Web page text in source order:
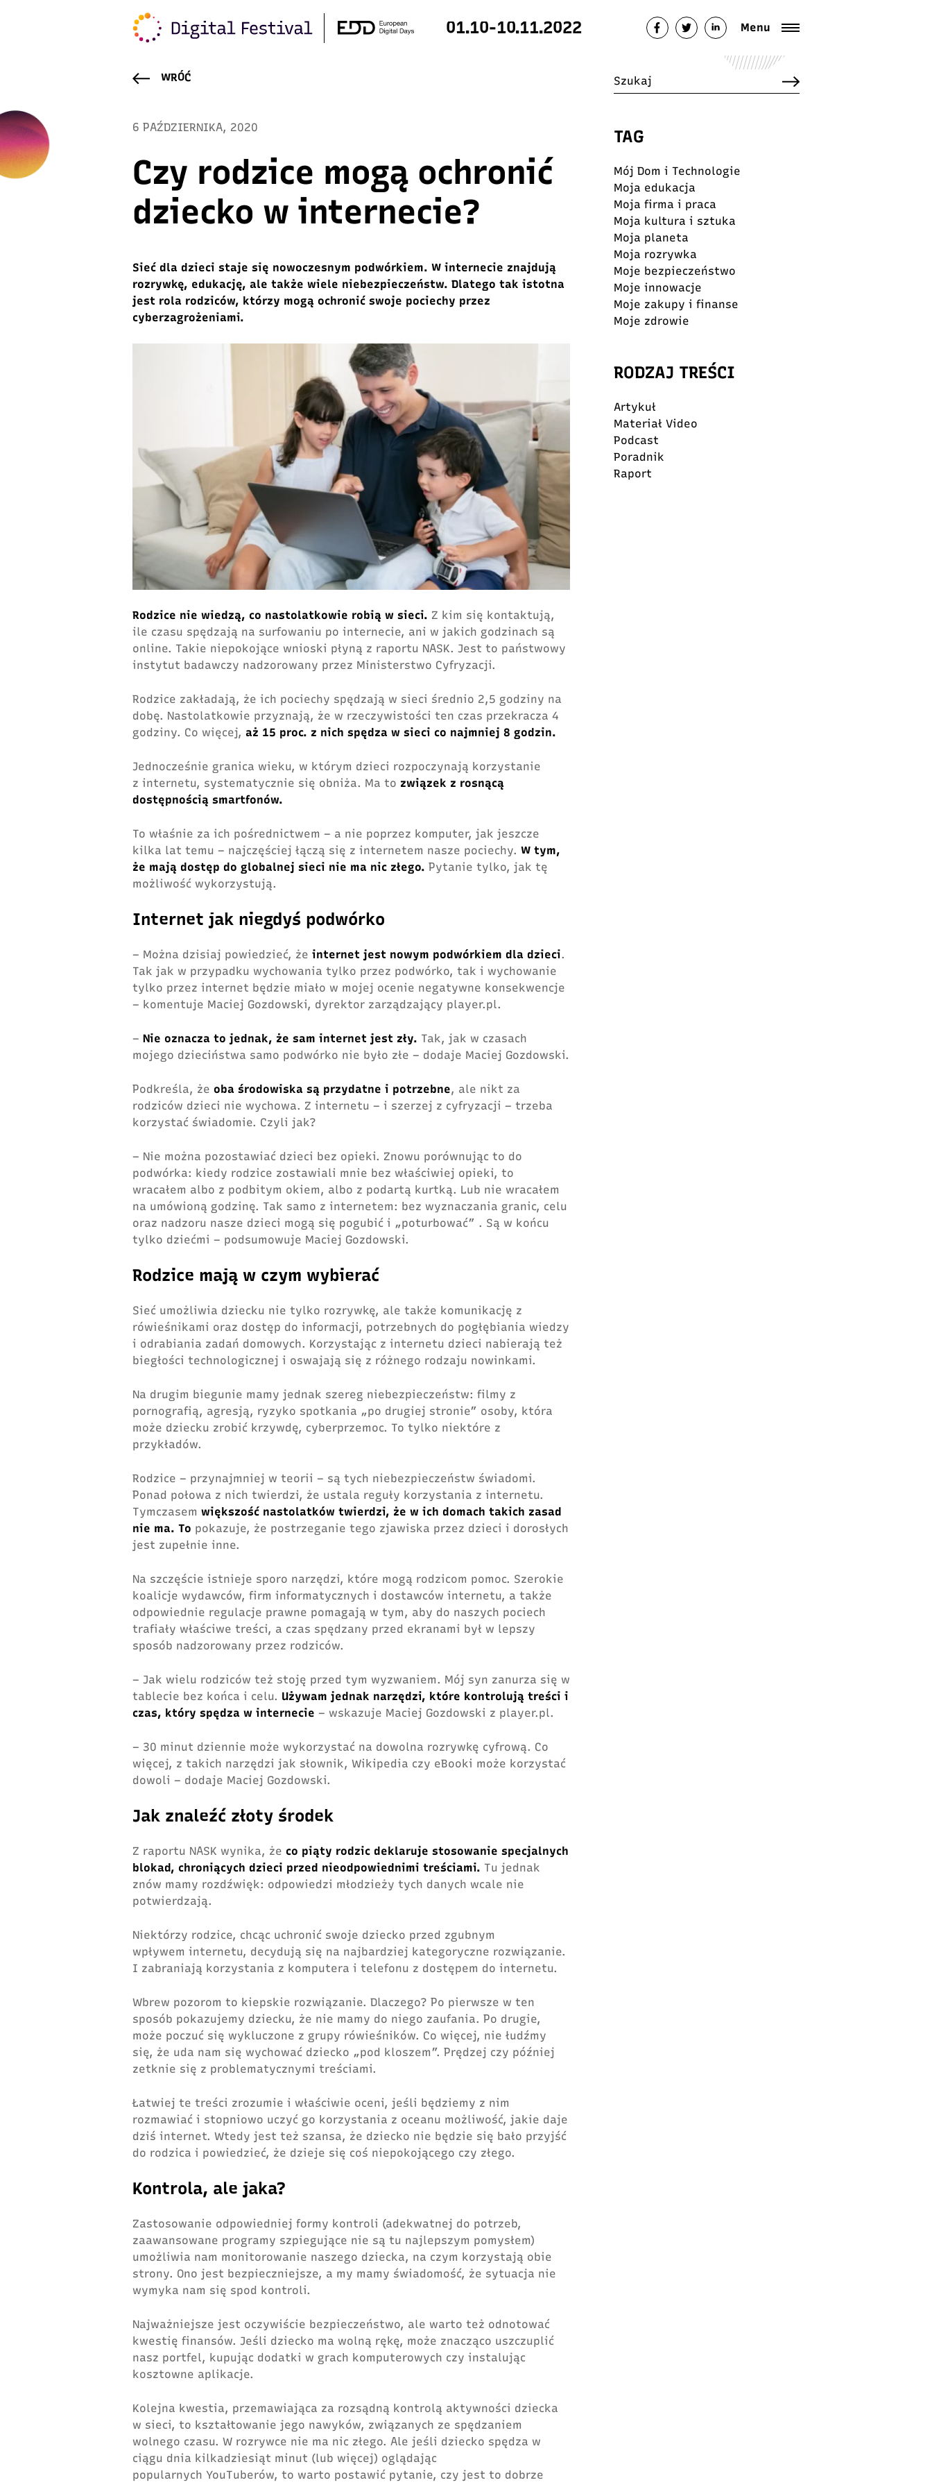
01.10-10.11.2022 Menu
WRÓĆ
6 PAŹDZIERNIKA, 2020
Czy rodzice mogą ochronić
dziecko w internecie?
Sieć dla dzieci staje się nowoczesnym podwórkiem. W internecie znajdują
rozrywkę, edukację, ale także wiele niebezpieczeństw. Dlatego tak istotna
jest rola rodziców, którzy mogą ochronić swoje pociechy przez
cyberzagrożeniami.
Rodzice nie wiedzą, co nastolatkowie robią w sieci. Z kim się kontaktują,
ile czasu spędzają na surfowaniu po internecie, ani w jakich godzinach są
online. Takie niepokojące wnioski płyną z raportu NASK. Jest to państwowy
instytut badawczy nadzorowany przez Ministerstwo Cyfryzacji.
Rodzice zakładają, że ich pociechy spędzają w sieci średnio 2,5 godziny na
dobę. Nastolatkowie przyznają, że w rzeczywistości ten czas przekracza 4
godziny. Co więcej, aż 15 proc. z nich spędza w sieci co najmniej 8 godzin.
Jednocześnie granica wieku, w którym dzieci rozpoczynają korzystanie
z internetu, systematycznie się obniża. Ma to związek z rosnącą
dostępnością smartfonów.
To właśnie za ich pośrednictwem – a nie poprzez komputer, jak jeszcze
kilka lat temu – najczęściej łączą się z internetem nasze pociechy. W tym,
że mają dostęp do globalnej sieci nie ma nic złego. Pytanie tylko, jak tę
możliwość wykorzystują.
Internet jak niegdyś podwórko
– Można dzisiaj powiedzieć, że internet jest nowym podwórkiem dla dzieci.
Tak jak w przypadku wychowania tylko przez podwórko, tak i wychowanie
tylko przez internet będzie miało w mojej ocenie negatywne konsekwencje
– komentuje Maciej Gozdowski, dyrektor zarządzający player.pl.
– Nie oznacza to jednak, że sam internet jest zły. Tak, jak w czasach
mojego dzieciństwa samo podwórko nie było złe – dodaje Maciej Gozdowski.
Podkreśla, że oba środowiska są przydatne i potrzebne, ale nikt za
rodziców dzieci nie wychowa. Z internetu – i szerzej z cyfryzacji – trzeba
korzystać świadomie. Czyli jak?
– Nie można pozostawiać dzieci bez opieki. Znowu porównując to do
podwórka: kiedy rodzice zostawiali mnie bez właściwiej opieki, to
wracałem albo z podbitym okiem, albo z podartą kurtką. Lub nie wracałem
na umówioną godzinę. Tak samo z internetem: bez wyznaczania granic, celu
oraz nadzoru nasze dzieci mogą się pogubić i „poturbować” . Są w końcu
tylko dziećmi – podsumowuje Maciej Gozdowski.
Rodzice mają w czym wybierać
Sieć umożliwia dziecku nie tylko rozrywkę, ale także komunikację z
rówieśnikami oraz dostęp do informacji, potrzebnych do pogłębiania wiedzy
i odrabiania zadań domowych. Korzystając z internetu dzieci nabierają też
biegłości technologicznej i oswajają się z różnego rodzaju nowinkami.
Na drugim biegunie mamy jednak szereg niebezpieczeństw: filmy z
pornografią, agresją, ryzyko spotkania „po drugiej stronie” osoby, która
może dziecku zrobić krzywdę, cyberprzemoc. To tylko niektóre z
przykładów.
Rodzice – przynajmniej w teorii – są tych niebezpieczeństw świadomi.
Ponad połowa z nich twierdzi, że ustala reguły korzystania z internetu.
Tymczasem większość nastolatków twierdzi, że w ich domach takich zasad
nie ma. To pokazuje, że postrzeganie tego zjawiska przez dzieci i dorosłych
jest zupełnie inne.
Na szczęście istnieje sporo narzędzi, które mogą rodzicom pomoc. Szerokie
koalicje wydawców, firm informatycznych i dostawców internetu, a także
odpowiednie regulacje prawne pomagają w tym, aby do naszych pociech
trafiały właściwe treści, a czas spędzany przed ekranami był w lepszy
sposób nadzorowany przez rodziców.
– Jak wielu rodziców też stoję przed tym wyzwaniem. Mój syn zanurza się w
tablecie bez końca i celu. Używam jednak narzędzi, które kontrolują treści i
czas, który spędza w internecie – wskazuje Maciej Gozdowski z player.pl.
– 30 minut dziennie może wykorzystać na dowolna rozrywkę cyfrową. Co
więcej, z takich narzędzi jak słownik, Wikipedia czy eBooki może korzystać
dowoli – dodaje Maciej Gozdowski.
Jak znaleźć złoty środek
Z raportu NASK wynika, że co piąty rodzic deklaruje stosowanie specjalnych
blokad, chroniących dzieci przed nieodpowiednimi treściami. Tu jednak
znów mamy rozdźwięk: odpowiedzi młodzieży tych danych wcale nie
potwierdzają.
Niektórzy rodzice, chcąc uchronić swoje dziecko przed zgubnym
wpływem internetu, decydują się na najbardziej kategoryczne rozwiązanie.
I zabraniają korzystania z komputera i telefonu z dostępem do internetu.
Wbrew pozorom to kiepskie rozwiązanie. Dlaczego? Po pierwsze w ten
sposób pokazujemy dziecku, że nie mamy do niego zaufania. Po drugie,
może poczuć się wykluczone z grupy rówieśników. Co więcej, nie łudźmy
się, że uda nam się wychować dziecko „pod kloszem”. Prędzej czy później
zetknie się z problematycznymi treściami.
Łatwiej te treści zrozumie i właściwie oceni, jeśli będziemy z nim
rozmawiać i stopniowo uczyć go korzystania z oceanu możliwość, jakie daje
dziś internet. Wtedy jest też szansa, że dziecko nie będzie się bało przyjść
do rodzica i powiedzieć, że dzieje się coś niepokojącego czy złego.
Kontrola, ale jaka?
Zastosowanie odpowiedniej formy kontroli (adekwatnej do potrzeb,
zaawansowane programy szpiegujące nie są tu najlepszym pomysłem)
umożliwia nam monitorowanie naszego dziecka, na czym korzystają obie
strony. Ono jest bezpieczniejsze, a my mamy świadomość, że sytuacja nie
wymyka nam się spod kontroli.
Najważniejsze jest oczywiście bezpieczeństwo, ale warto też odnotować
kwestię finansów. Jeśli dziecko ma wolną rękę, może znacząco uszczuplić
nasz portfel, kupując dodatki w grach komputerowych czy instalując
kosztowne aplikacje.
Kolejna kwestia, przemawiająca za rozsądną kontrolą aktywności dziecka
w sieci, to kształtowanie jego nawyków, związanych ze spędzaniem
wolnego czasu. W rozrywce nie ma nic złego. Ale jeśli dziecko spędza w
ciągu dnia kilkadziesiąt minut (lub więcej) oglądając
popularnych YouTuberów, to warto postawić pytanie, czy jest to dobrze
TAG
Mój Dom i Technologie
Moja edukacja
Moja firma i praca
Moja kultura i sztuka
Moja planeta
Moja rozrywka
Moje bezpieczeństwo
Moje innowacje
Moje zakupy i finanse
Moje zdrowie
RODZAJ TREŚCI
Artykuł
Materiał Video
Podcast
Poradnik
Raport